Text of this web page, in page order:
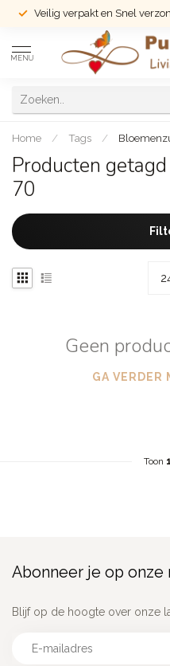
Veilig verpakt en Snel
MENU
Home / Tags /
Producten
70
Geen
GA VERDER
Toon 1
Abonneer je op
Blijf op de hoogte over onze